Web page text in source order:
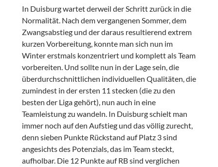
In Duisburg wartet derweil der Schritt zurück in die
Normalität. Nach dem vergangenen Sommer, dem
Zwangsabstieg und der daraus resultierend extrem
kurzen Vorbereitung, konnte man sich nun im
Winter erstmals konzentriert und komplett als Team
vorbereiten. Und sollte nun in der Lage sein, die
überdurchschnittlichen individuellen Qualitäten, die
zumindest in der ersten 11 stecken (die zu den
besten der Liga gehört), nun auch in eine
Teamleistung zu wandeln. In Duisburg schielt man
immer noch auf den Aufstieg und das völlig zurecht,
denn sieben Punkte Rückstand auf Platz 3 sind
angesichts des Potenzials, das im Team steckt,
aufholbar. Die 12 Punkte auf RB sind verglichen